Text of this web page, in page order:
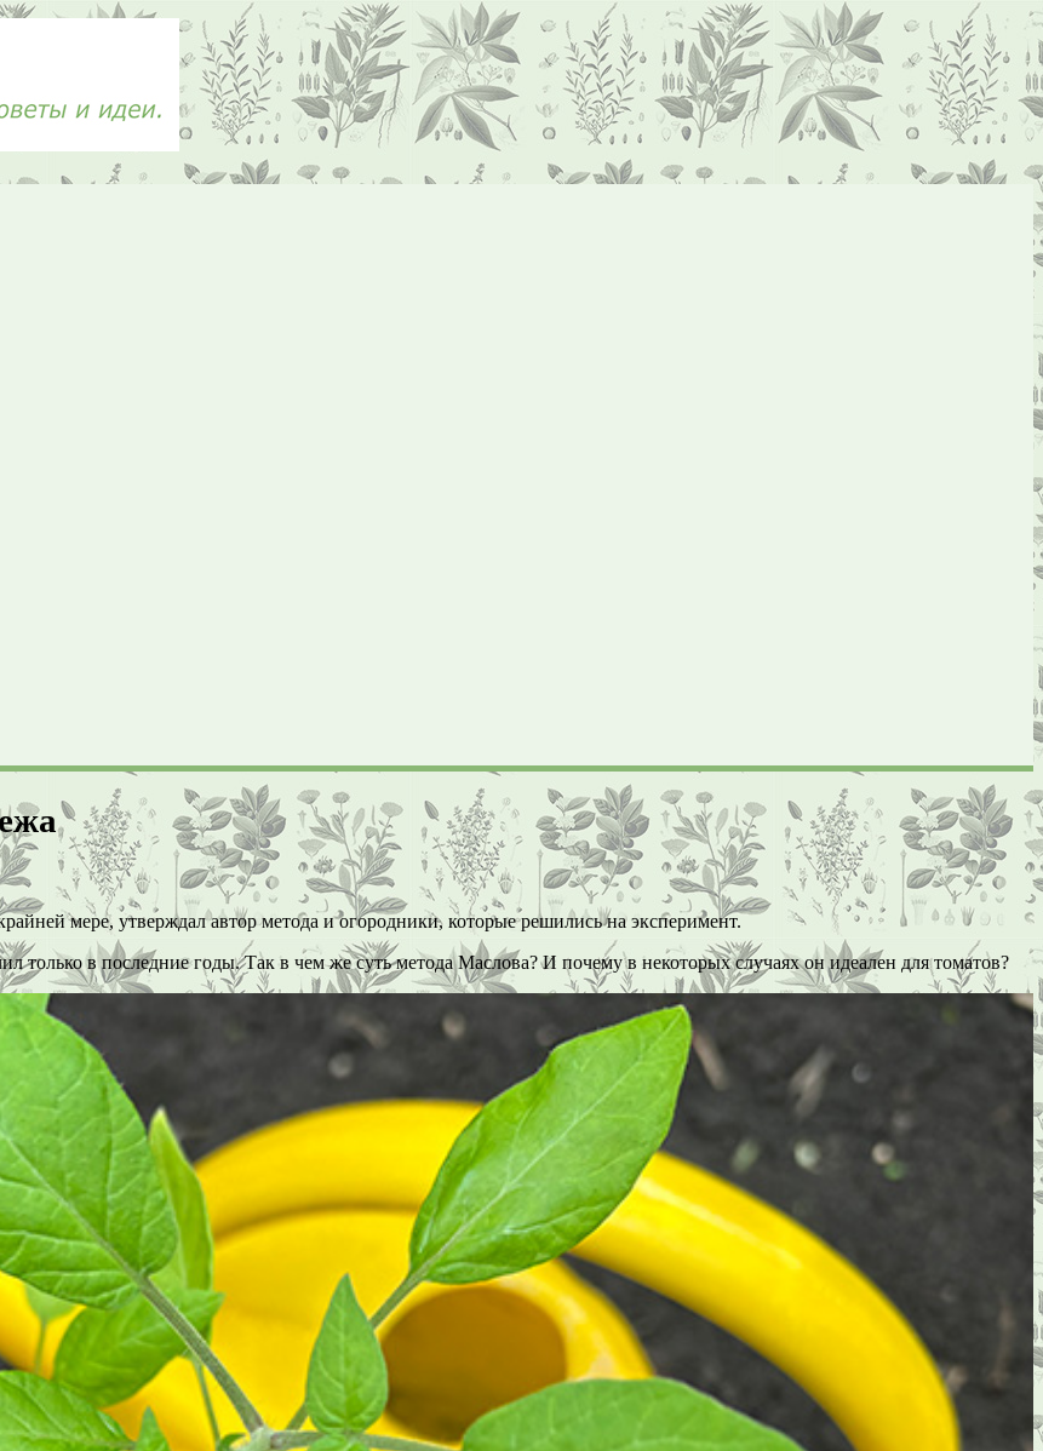
мере, утверждал автор метода и огородники, которые решились на эксперимент.
только в последние годы. Так в чем же суть метода Маслова? И почему в некоторых случаях он идеален для томатов?